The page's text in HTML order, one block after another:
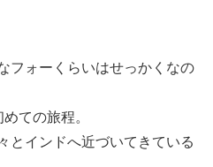
フォーくらいはせっかくなの
ての旅程。
とインドへ近づいてきている